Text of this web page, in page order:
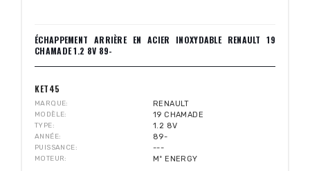
ÉCHAPPEMENT ARRIÈRE EN ACIER INOXYDABLE RENAULT 19
CHAMADE 1.2 8V 89-
KET45
MARQUE RENAULT
MODÈLE 19 CHAMADE
TYPE 1.2 8V
ANNÉE 89-
PUISSANCE ---
MOTEUR Mº ENERGY